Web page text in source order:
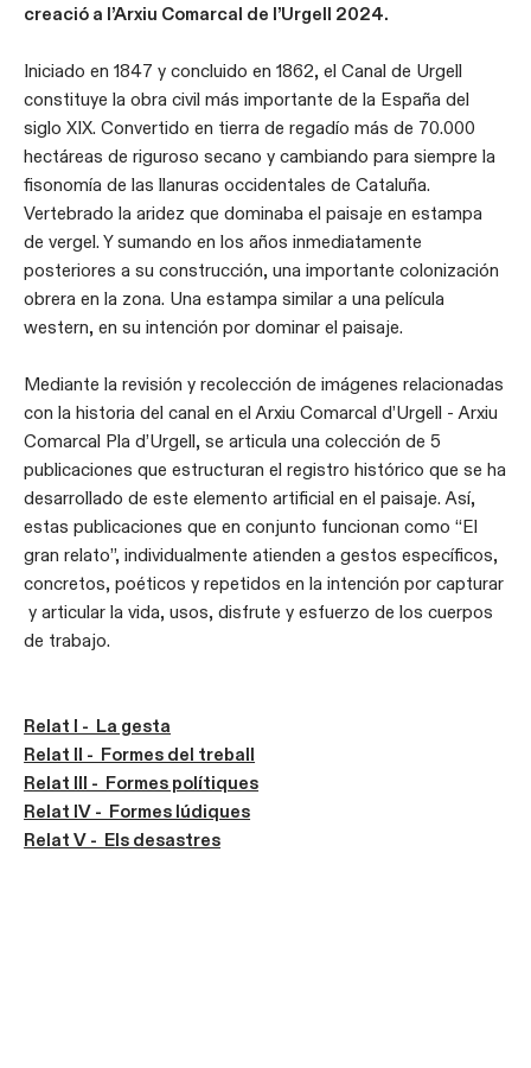
creació a l’Arxiu Comarcal de l’Urgell 2024.
Iniciado en 1847 y concluido en 1862, el Canal de Urgell
constituye la obra civil más importante de la España del
siglo XIX. Convertido en tierra de regadío más de 70.000
hectáreas de riguroso secano y cambiando para siempre la
fisonomía de las llanuras occidentales de Cataluña.
Vertebrado la aridez que dominaba el paisaje en estampa
de vergel. Y sumando en los años inmediatamente
posteriores a su construcción, una importante colonización
obrera en la zona. Una estampa similar a una película
western, en su intención por dominar el paisaje.
Mediante la revisión y recolección de imágenes relacionadas
con la historia del canal en el Arxiu Comarcal d’Urgell - Arxiu
Comarcal Pla d’Urgell, se articula una colección de 5
publicaciones que estructuran el registro histórico que se ha
desarrollado de este elemento artificial en el paisaje. Así,
estas publicaciones que en conjunto funcionan como “El
gran relato”, individualmente atienden a gestos específicos,
concretos, poéticos y repetidos en la intención por capturar
y articular la vida, usos, disfrute y esfuerzo de los cuerpos
de trabajo.
Relat I - La gesta
Relat II - Formes del treball
Relat III - Formes polítiques
Relat IV - Formes lúdiques
Relat V - Els desastres